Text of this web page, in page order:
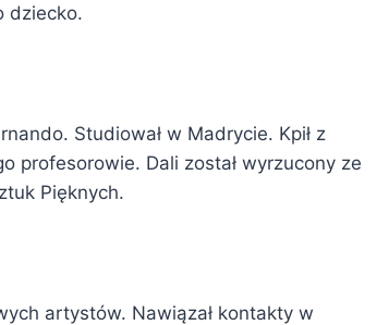
dziecko.
Studiował w Madrycie. Kpił z
profesorowie. Dali został wyrzucony ze
Pięknych.
artystów. Nawiązał kontakty w